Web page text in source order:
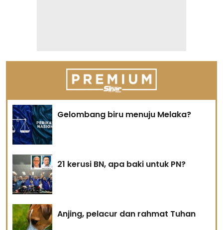
Gelombang biru menuju Melaka?
21 kerusi BN, apa baki untuk PN?
Anjing, pelacur dan rahmat Tuhan